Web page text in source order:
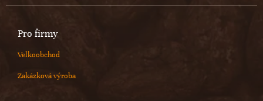
Pro firmy
Velkoobchod
Zakázková výroba